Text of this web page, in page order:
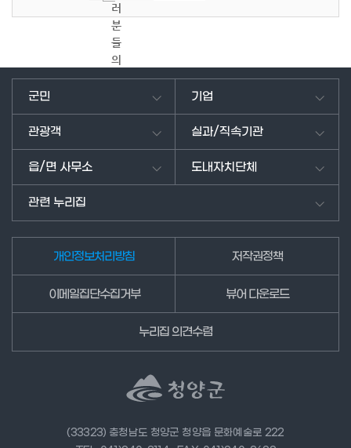
러
분
들
의
의
을
군민 기업
관광객 실과/직속기관
읍/면 사무소 도내자치단체
관련 누리집
개인정보처리방침 저작권정책
이메일집단수집거부 뷰어 다운로드
누리집 의견수렴
(33323) 충청남도 청양군 청양읍 문화예술로 222